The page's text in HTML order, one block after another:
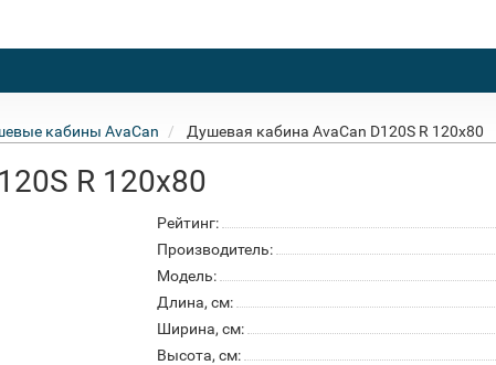
кабины AvaCan Душевая кабина AvaCan D120S R 120x80
R 120x80
Рейтинг:
Производитель:
Модель:
Длина, см:
Ширина, см:
Высота, см: